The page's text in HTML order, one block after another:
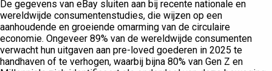
De gegevens van eBay sluiten aan bij recente nationale en
wereldwijde consumentenstudies, die wijzen op een
aanhoudende en groeiende omarming van de circulaire
economie. Ongeveer 89% van de wereldwijde consumenten
verwacht hun uitgaven aan pre-loved goederen in 2025 te
handhaven of te verhogen, waarbij bijna 80% van Gen Z en